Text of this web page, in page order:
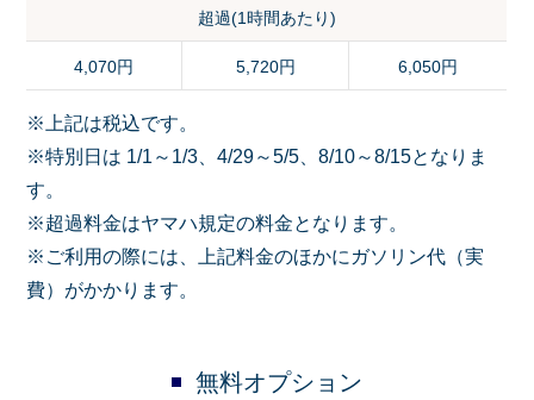
超過(1時間あたり)
4,070円 5,720円 6,050円
※上記は税込です。
※特別日は 1/1～1/3、4/29～5/5、8/10～8/15となりま
す。
※超過料金はヤマハ規定の料金となります。
※ご利用の際には、上記料金のほかにガソリン代（実
費）がかかります。
無料オプション